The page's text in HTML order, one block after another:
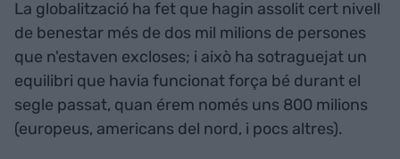
La globalització ha fet que hagin assolit cert nivell
de benestar més de dos mil milions de persones
que n'estaven excloses; i això ha sotraguejat un
equilibri que havia funcionat força bé durant el
segle passat, quan érem només uns 800 milions
(europeus, americans del nord, i pocs altres).